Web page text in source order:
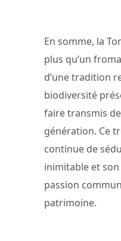
En somme, la
plus qu’un
d’une tradition
biodiversité
faire transmis
génération. Ce
continue de
inimitable et
passion
patrimoine.